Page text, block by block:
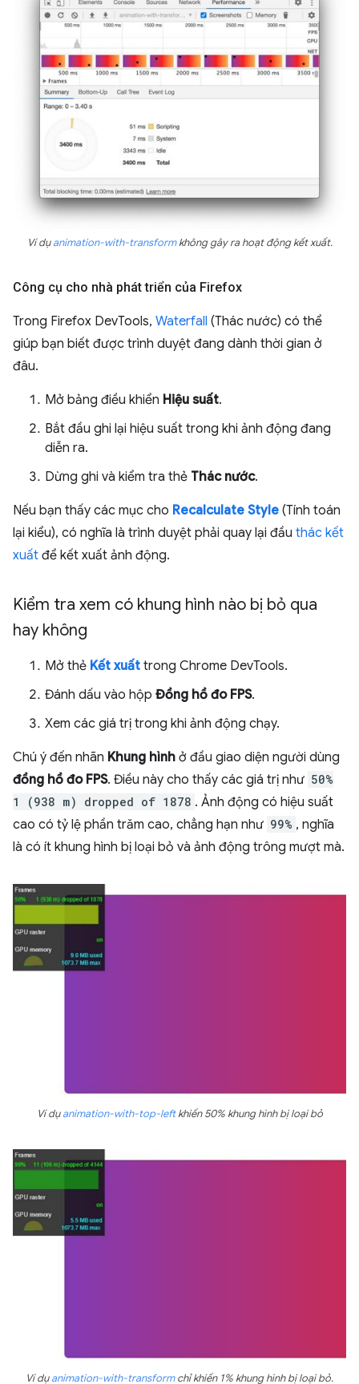
Ví dụanimation-with-transformkhông gây ra hoạt động kết xuất.
Công cụ cho nhà phát triển của Firefox
Trong Firefox DevTools, Waterfall (Thác nước) có thể
giúp bạn biết được trình duyệt đang dành thời gian ở
đâu.
Mở bảng điều khiển Hiệu suất.
Bắt đầu ghi lại hiệu suất trong khi ảnh động đang
diễn ra.
Dừng ghi và kiểm tra thẻ Thác nước.
Nếu bạn thấy các mục cho Recalculate Style (Tính toán
lại kiểu), có nghĩa là trình duyệt phải quay lại đầu thác kết
xuất để kết xuất ảnh động.
Kiểm tra xem có khung hình nào bị bỏ qua
hay không
Mở thẻ Kết xuất trong Chrome DevTools.
Đánh dấu vào hộp Đồng hồ đo FPS.
Xem các giá trị trong khi ảnh động chạy.
Chú ý đến nhãn Khung hình ở đầu giao diện người dùng
đồng hồ đo FPS. Điều này cho thấy các giá trị như 50%
1 (938 m) dropped of 1878 . Ảnh động có hiệu suất
cao có tỷ lệ phần trăm cao, chẳng hạn như 99% , nghĩa
là có ít khung hình bị loại bỏ và ảnh động trông mượt mà.
Ví dụanimation-with-top-leftkhiến 50% khung hình bị loại bỏ
Ví dụanimation-with-transformchỉ khiến 1% khung hình bị loại bỏ.